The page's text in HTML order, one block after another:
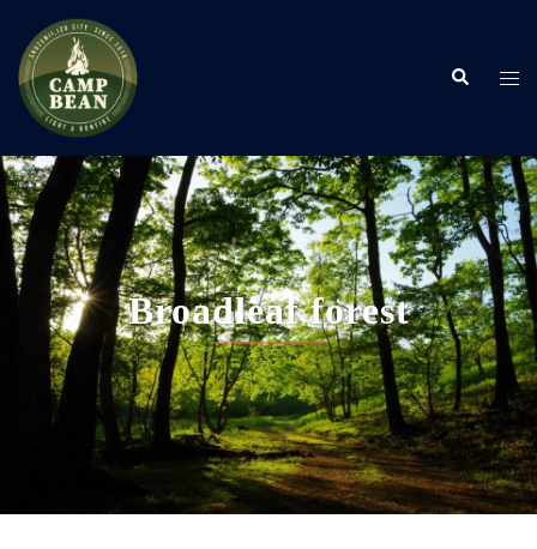
へ
ス
キ
ッ
プ
検
索
ト
メ
ニ
ュ
ー
Broadleaf forest